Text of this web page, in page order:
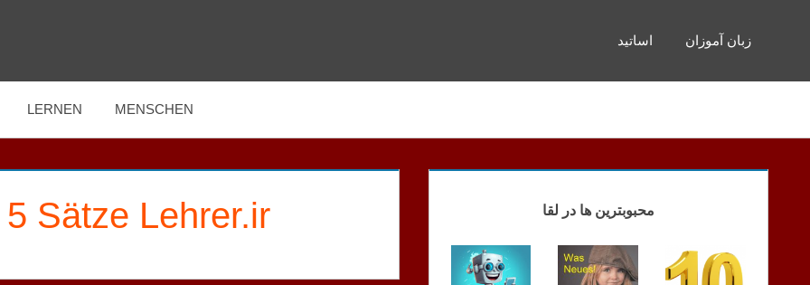
اساتید زبان آموزان
LERNEN MENSCHEN
Sätze Lehrer.ir محبوبترین ها در لقا